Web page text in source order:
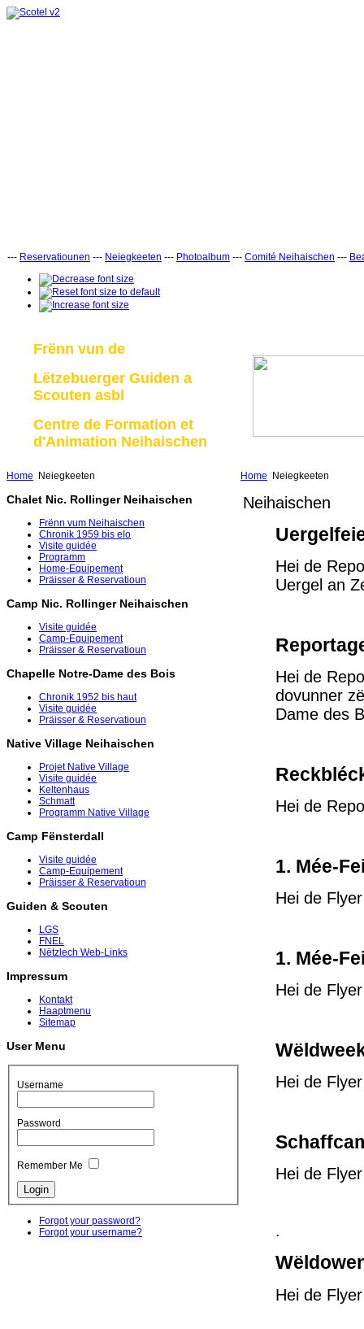
--- Reservatiounen --- Neiegkeeten --- Photoalbum --- Comité Neihaischen ---
Frënn vun de
Lëtzebuerger Guiden a
Scouten asbl
Centre de Formation et
d'Animation Neihaischen
Home Neiegkeeten
Chalet Nic. Rollinger Neihaischen
Frënn vum Neihaischen
Chronik 1959 bis elo
Visite guidée
Programm
Home-Equipement
Präisser & Reservatioun
Camp Nic. Rollinger Neihaischen
Visite guidée
Camp-Equipement
Präisser & Reservatioun
Chapelle Notre-Dame des Bois
Chronik 1952 bis haut
Visite guidée
Präisser & Reservatioun
Native Village Neihaischen
Projet Native Village
Visite guidée
Keltenhaus
Schmatt
Programm Native Village
Camp Fënsterdall
Visite guidée
Camp-Equipement
Präisser & Reservatioun
Guiden & Scouten
LGS
FNEL
Nëtzlech Web-Links
Impressum
Kontakt
Haaptmenu
Sitemap
User Menu
Username
Password
Remember Me
Forgot your password?
Forgot your username?
Home Neiegkeeten
Neihaischen
Hei de
Uergel an
Hei de
dovunner
Dame des
Hei de
1. Mée-
Hei de
1. Mée-
Hei de
Hei de
Hei de
.
Hei de